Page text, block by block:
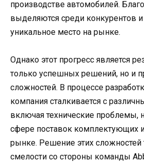
производстве автомобилей.
выделяются среди конкурентов и
уникальное место на рынке.
Однако этот прогресс является
только успешных решений, но и
сложностей. В процессе
компания сталкивается с
включая технические проблемы,
сфере поставок комплектующих
рынке. Решение этих сложностей
смелости со стороны команды